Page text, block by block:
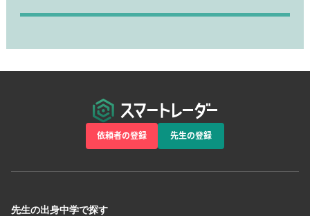
依頼者の登録 先生の登録
先生の出身中学で探す